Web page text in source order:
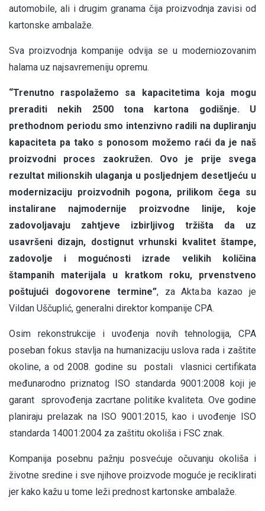
automobile, ali i drugim granama čija proizvodnja zavisi od
kartonske ambalaže.
Sva proizvodnja kompanije odvija se u moderniozovanim
halama uz najsavremeniju opremu.
“Trenutno raspolažemo sa kapacitetima koja mogu
preraditi nekih 2500 tona kartona godišnje. U
prethodnom periodu smo intenzivno radili na dupliranju
kapaciteta pa tako s ponosom možemo raći da je naš
proizvodni proces zaokružen. Ovo je prije svega
rezultat milionskih ulaganja u posljednjem desetljeću u
modernizaciju proizvodnih pogona, prilikom čega su
instalirane najmodernije proizvodne linije, koje
zadovoljavaju zahtjeve izbirljivog tržišta da uz
usavršeni dizajn, dostignut vrhunski kvalitet štampe,
zadovolje i mogućnosti izrade velikih količina
štampanih materijala u kratkom roku, prvenstveno
poštujući dogovorene termine”, za Akta.ba kazao je
Vildan Uščuplić, generalni direktor kompanije CPA.
Osim rekonstrukcije i uvođenja novih tehnologija, CPA
poseban fokus stavlja na humanizaciju uslova rada i zaštite
okoline, a od 2008. godine su postali vlasnici certifikata
međunarodno priznatog ISO standarda 9001:2008 koji je
garant sprovođenja zacrtane politike kvaliteta. Ove godine
planiraju prelazak na ISO 9001:2015, kao i uvođenje ISO
standarda 14001:2004 za zaštitu okoliša i FSC znak.
Kompanija posebnu pažnju posvećuje očuvanju okoliša i
životne sredine i sve njihove proizvode moguće je reciklirati
jer kako kažu u tome leži prednost kartonske ambalaže.